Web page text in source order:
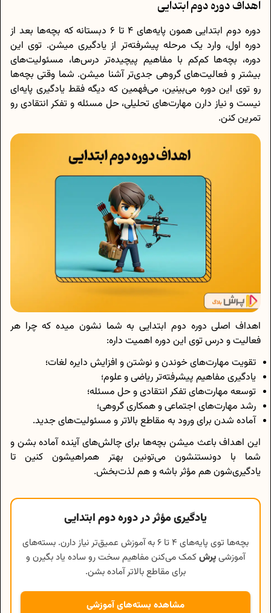
اهداف دوره دوم ابتدایی
دوره دوم ابتدایی همون پایه‌های ۴ تا ۶ دبستانه که بچه‌ها بعد از
دوره اول، وارد یک مرحله پیشرفته‌تر از یادگیری میشن. توی این
دوره، بچه‌ها کم‌کم با مفاهیم پیچیده‌تر درس‌ها، مسئولیت‌های
بیشتر و فعالیت‌های گروهی جدی‌تر آشنا میشن. شما وقتی بچه‌ها
رو توی این دوره می‌بینین، می‌فهمین که دیگه فقط یادگیری پایه‌ای
نیست و نیاز دارن مهارت‌های تحلیلی، حل مسئله و تفکر انتقادی رو
تمرین کنن.
اهداف اصلی دوره دوم ابتدایی به شما نشون میده که چرا هر
فعالیت و درس توی این دوره اهمیت داره:
تقویت مهارت‌های خوندن و نوشتن و افزایش دایره لغات؛
یادگیری مفاهیم پیشرفته‌تر ریاضی و علوم؛
توسعه مهارت‌های تفکر انتقادی و حل مسئله؛
رشد مهارت‌های اجتماعی و همکاری گروهی؛
آماده شدن برای ورود به مقاطع بالاتر و مسئولیت‌های جدید.
این اهداف باعث میشن بچه‌ها برای چالش‌های آینده آماده بشن و
شما با دونستنشون می‌تونین بهتر همراهیشون کنین تا
یادگیری‌شون هم مؤثر باشه و هم لذت‌بخش.
یادگیری مؤثر در دوره دوم ابتدایی
بچه‌ها توی پایه‌های ۴ تا ۶ به آموزش عمیق‌تر نیاز دارن. بسته‌های
آموزشیپرشکمک می‌کنن مفاهیم سخت رو ساده یاد بگیرن و
برای مقاطع بالاتر آماده بشن.
مشاهده بسته‌های آموزشی